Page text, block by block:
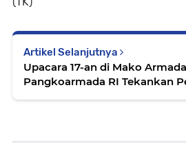
Artikel Selanjutnya
Upacara 17-an di Mako
Pangkoarmada RI Tekankan